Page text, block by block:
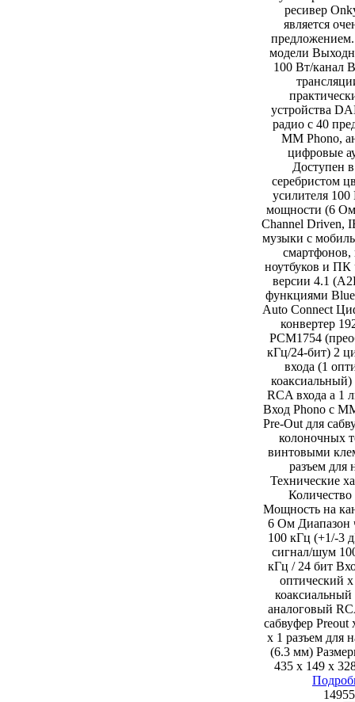
ресивер
является
модели
100 Вт/канал
устройства
радио с 40
MM Phono,
цифровые
Доступен
серебристом
усилителя 100
мощности (6
Channel Driven,
музыки с
ноутбуков и ПК
версии 4.1
функциями
Auto Connect
конвертер
PCM1754
кГц/24-бит) 2
входа (1
RCA входа а 1
Вход Phono с
Pre-Out для
колоночных
винтовыми
разъем для
Технические
Количество
Мощность на
6 Ом Диапазон
100 кГц (+1/-3
сигнал/шум
кГц / 24 бит
оптический
аналоговый
сабвуфер
x 1 разъем для
(6.3 мм)
435 x 149 x